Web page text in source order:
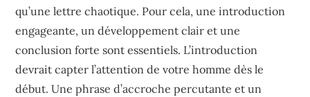
qu’une lettre chaotique. Pour cela, une introduction
engageante, un développement clair et une
conclusion forte sont essentiels. L’introduction
devrait capter l’attention de votre homme dès le
début. Une phrase d’accroche percutante et un